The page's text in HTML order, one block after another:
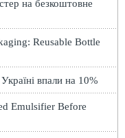
на безкоштовне
Reusable Bottle
впали на 10%
Emulsifier Before